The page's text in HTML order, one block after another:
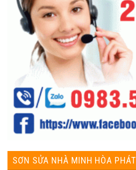
SƠN SỬA NHÀ MINH HÒA PHÁT